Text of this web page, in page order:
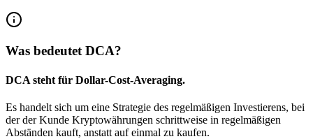
Was bedeutet DCA?
DCA steht für Dollar-Cost-Averaging.
Es handelt sich um eine Strategie des regelmäßigen Investierens, bei
der der Kunde Kryptowährungen schrittweise in regelmäßigen
Abständen kauft, anstatt auf einmal zu kaufen.